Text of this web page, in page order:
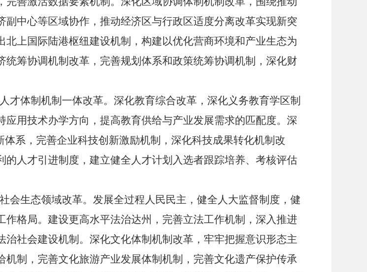
中心等区域协作，推动经济区与行政区适度分离改革实现新突
上国际陆港枢纽建设机制，构建以优化营商环境和产业生态为
筹协调机制改革，完善规划体系和政策统筹协调机制，深化财
才体制机制一体改革。深化教育综合改革，深化义务教育学区制
用技术办学方向，提高教育供给与产业发展需求的匹配度。深
体系，完善企业科技创新激励机制，深化科技成果转化机制改
人才引进制度，建立健全人才计划入选者跟踪培养、考核评估
会生态领域改革。发展全过程人民民主，健全人大监督制度，健
格局。建设更高水平法治达州，完善立法工作机制，深入推进
社会建设机制。深化文化体制机制改革，牢牢把握意识形态主
制，完善文化旅游产业发展体制机制，完善文化遗产保护传承